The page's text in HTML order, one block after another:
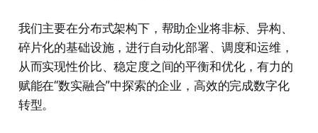
我们主要在分布式架构下，帮助企业将非标、异构、
碎片化的基础设施，进行自动化部署、调度和运维，
从而实现性价比、稳定度之间的平衡和优化，有力的
赋能在“数实融合”中探索的企业，高效的完成数字化
转型。